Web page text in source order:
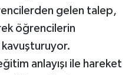
gelen talep,
öğrencilerin
kavuşturuyor.
anlayışı ile hareket